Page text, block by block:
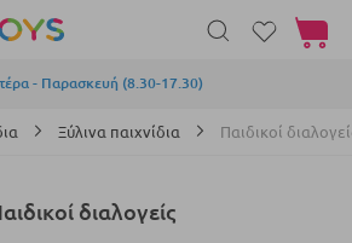
- Παρασκευή (8.30-17.30)
Το
Ξύλινα παιχνίδια Παιδικοί
διαλογείς